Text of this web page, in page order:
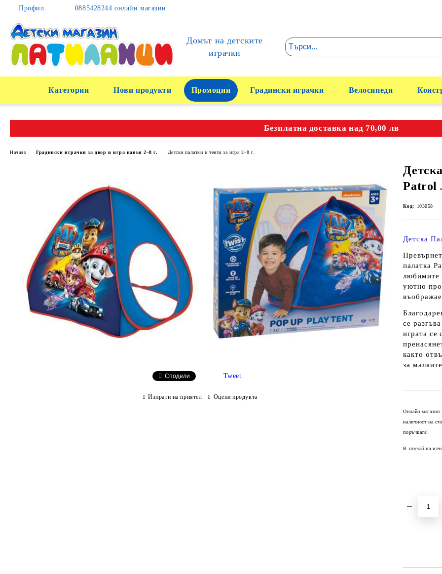
Профил 0885428244 онлайн магазин
Домът на детските
играчки
Категории Нови продукти Промоции Градински играчки Велосипеди
Безплатна доставка над 70,00 лв
Начало Градински играчки за двор и игра навън 2–8 г. Детски палатки и тенти за игра 2–8 г.
Patrol
Код: 103058
Детска
палатка
любимите
уютно
се
играта се
както
за
Онлайн магазин
наличност на
поръчката!
В случай на
Сподели Tweet
Изпрати на приятел Оцени продукта